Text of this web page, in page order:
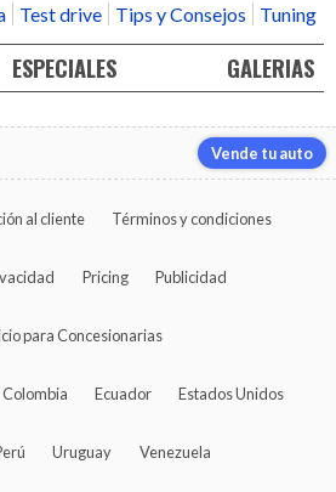
Test drive Tips y Consejos Tuning
ESPECIALES GALERIAS
Vende tu auto
al cliente Términos y condiciones
Pricing Publicidad
para Concesionarias
Colombia Ecuador Estados Unidos
Uruguay Venezuela